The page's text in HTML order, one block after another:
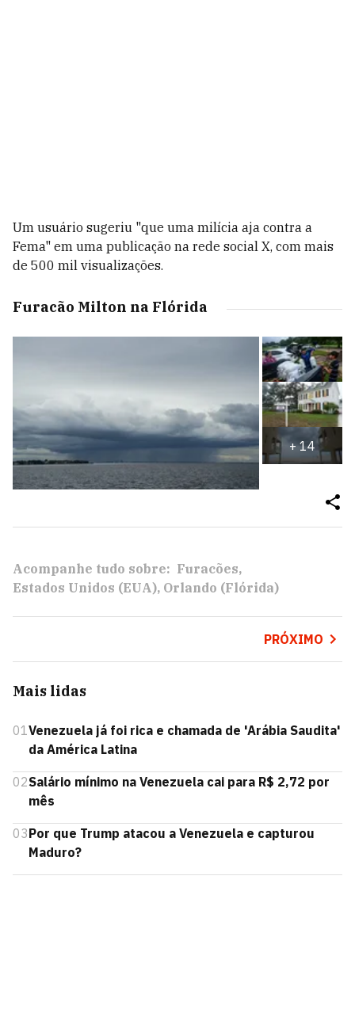
Um usuário sugeriu "que uma milícia aja contra a
Fema" em uma publicação na rede social X, com mais
de 500 mil visualizações.
Furacão Milton na Flórida
+14
Acompanhe tudo sobre: Furacões
Estados Unidos (EUA) Orlando (Flórida)
PRÓXIMO
Mais lidas
01Venezuela já foi rica e chamada de 'Arábia Saudita'
da América Latina
02Salário mínimo na Venezuela cai para R$ 2,72 por
mês
03Por que Trump atacou a Venezuela e capturou
Maduro?